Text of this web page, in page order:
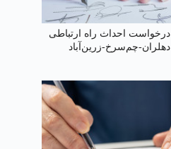
درخواست احداث راه ارتباطی
دهلران-چم‌سرخ-زرین‌آباد